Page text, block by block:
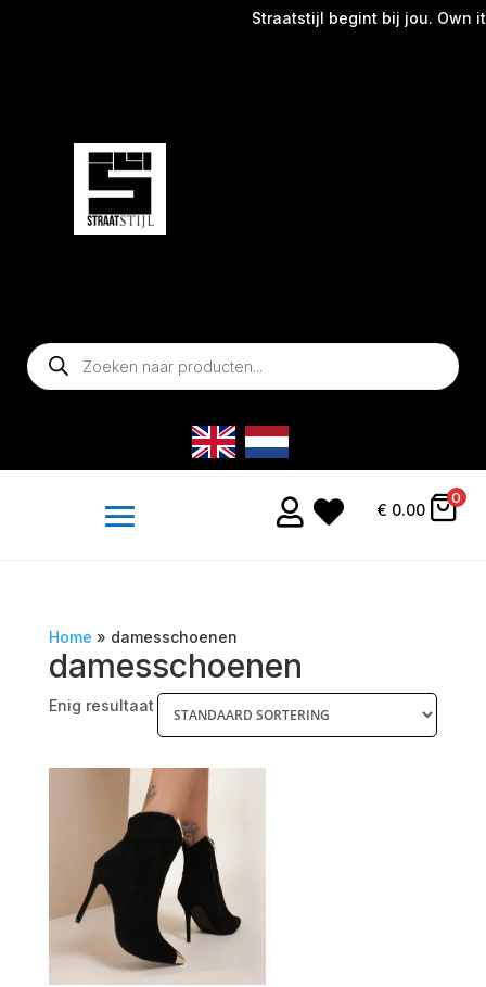
Straatstijl begint bij jou. Own it.
Producten
zoeken
  € 0.00
0
Home » damesschoenen
damesschoenen
Enig resultaat